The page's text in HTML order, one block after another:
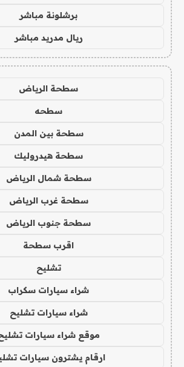
برشلونة مباشر
ريال مدريد مباشر
سطحة الرياض
سطحه
سطحة بين المدن
سطحة هيدروليك
سطحة شمال الرياض
سطحة غرب الرياض
سطحة جنوب الرياض
اقرب سطحة
تشليح
شراء سيارات سكراب
شراء سيارات تشليح
موقع شراء سيارات
ارقام يشترون سيارات